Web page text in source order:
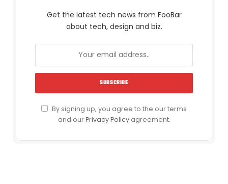
Get the latest tech news from FooBar
about tech, design and biz.
By signing up, you agree to the our terms
and ourPrivacy Policyagreement.